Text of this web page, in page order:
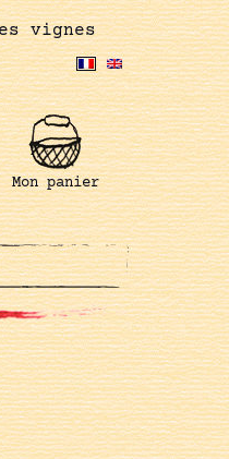
vignes
Mon panier